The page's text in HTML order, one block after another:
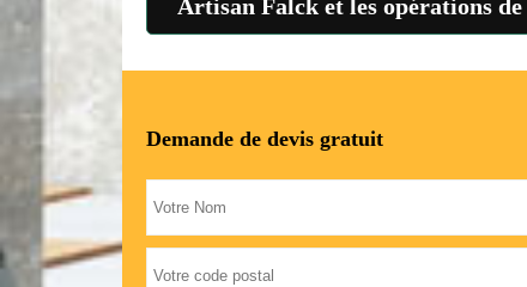
Artisan Falck et les opérations
Demande de devis gratuit